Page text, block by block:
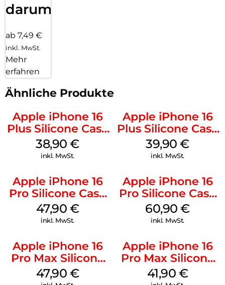
darum!
ab 7,49 €
inkl. MwSt.
Mehr
erfahren
Ähnliche Produkte
Apple iPhone 16
Plus Silicone Case
MagSafe Denim
38,90€
inkl. MwSt.
Apple iPhone 16
Plus Silicone Case
MagSafe Plum
39,90€
inkl. MwSt.
Apple iPhone 16
Pro Silicone Case
MagSafe Denim
47,90 €
inkl. MwSt.
Apple iPhone 16
Pro Silicone Case
MagSafe Stone
Gray
60,90€
inkl. MwSt.
Apple iPhone 16
Pro Max Silicone
Case MagSafe
47,90 €
Apple iPhone 16
Pro Max Silicone
Case MagSafe
41,90 €